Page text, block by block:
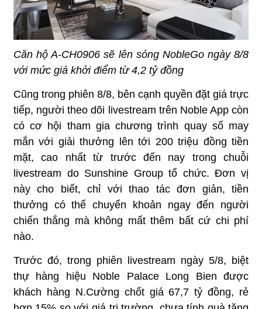
Căn hộ A-CH0906 sẽ lên sóng NobleGo ngày 8/8
với mức giá khởi điểm từ 4,2 tỷ đồng
Cũng trong phiên 8/8, bên cạnh quyền đặt giá trực
tiếp, người theo dõi livestream trên Noble App còn
có cơ hội tham gia chương trình quay số may
mắn với giải thưởng lên tới 200 triệu đồng tiền
mặt, cao nhất từ trước đến nay trong chuỗi
livestream do Sunshine Group tổ chức. Đơn vị
này cho biết, chỉ với thao tác đơn giản, tiền
thưởng có thể chuyển khoản ngay đến người
chiến thắng mà không mất thêm bất cứ chi phí
nào.
Trước đó, trong phiên livestream ngày 5/8, biệt
thự hàng hiệu Noble Palace Long Bien được
khách hàng N.Cường chốt giá 67,7 tỷ đồng, rẻ